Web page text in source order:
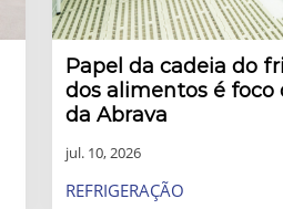
Papel da cadeia do
dos alimentos é foco
da Abrava
jul. 10, 2026
REFRIGERAÇÃO